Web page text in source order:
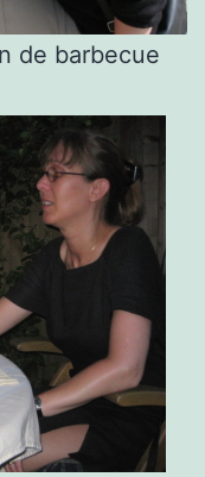
de barbecue